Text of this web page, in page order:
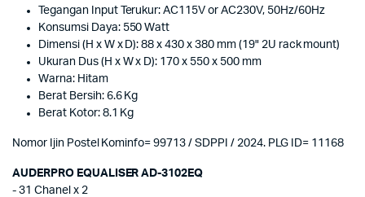
Tegangan Input Terukur: AC115V or AC230V, 50Hz/60Hz
Konsumsi Daya: 550 Watt
Dimensi (H x W x D): 88 x 430 x 380 mm (19" 2U rack mount)
Ukuran Dus (H x W x D): 170 x 550 x 500 mm
Warna: Hitam
Berat Bersih: 6.6 Kg
Berat Kotor: 8.1 Kg
Nomor Ijin Postel Kominfo= 99713 / SDPPI / 2024. PLG ID= 11168
AUDERPRO EQUALISER AD-3102EQ
- 31 Chanel x 2